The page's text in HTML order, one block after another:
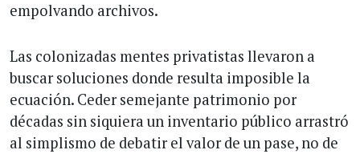
empolvando archivos.
Las colonizadas mentes privatistas llevaron a
buscar soluciones donde resulta imposible la
ecuación. Ceder semejante patrimonio por
décadas sin siquiera un inventario público arrastró
al simplismo de debatir el valor de un pase, no de